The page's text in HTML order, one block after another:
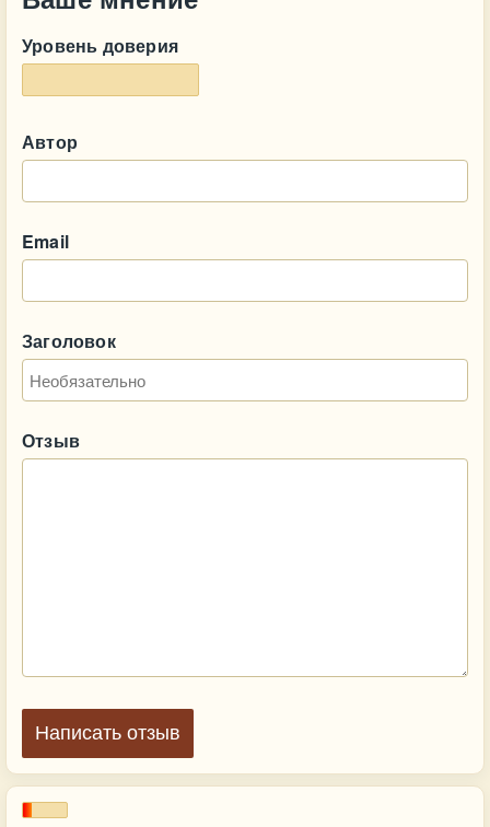
Уровень доверия
Автор
Email
Заголовок
Отзыв
Написать отзыв